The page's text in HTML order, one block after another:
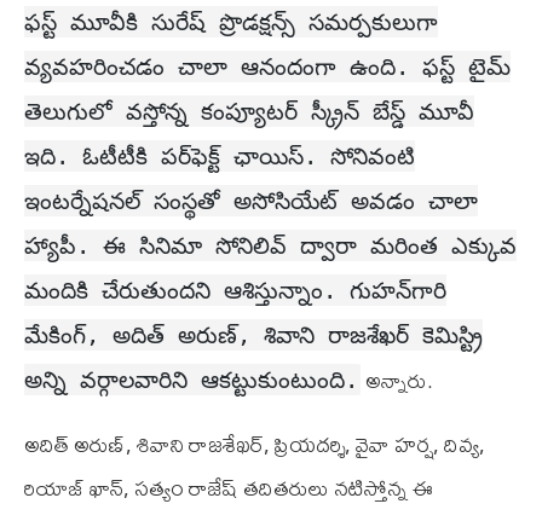
ఫ‌స్ట్ మూవీకి సురేష్ ప్రొడ‌క్ష‌న్స్ స‌మ‌ర్ప‌కులుగా
వ్యవ‌హరించ‌డం చాలా ఆనందంగా ఉంది. ఫస్ట్‌ టైమ్
తెలుగులో వస్తోన్న కంప్యూటర్‌ స్క్రీన్ బేస్డ్‌ మూవీ
ఇది. ఓటీటీకి ప‌ర్‌ఫెక్ట్ ఛాయిస్‌. సోనివంటి
ఇంట‌ర్నేష‌న‌ల్ సంస్థ‌తో అసోసియేట్ అవ‌డం చాలా
హ్యాపీ. ఈ సినిమా సోనిలివ్ ద్వారా మ‌రింత ఎక్కువ
మందికి చేరుతుందని ఆశిస్తున్నాం. గుహ‌న్‌గారి
మేకింగ్, అదిత్‌ అరుణ్, శివాని రాజశేఖర్ కెమిస్ట్రి
అన్ని వ‌ర్గాల‌వారిని ఆక‌ట్టుకుంటుంది. అన్నారు.
అదిత్‌ అరుణ్, శివాని రాజశేఖర్, ప్రియదర్శి, వైవా హర్ష, దివ్య,
రియాజ్ ఖాన్, సత్యం రాజేష్ తదితరులు నటిస్తోన్న ఈ